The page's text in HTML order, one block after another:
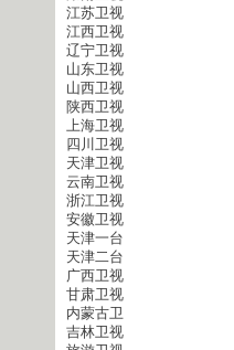
江苏卫视
江西卫视
辽宁卫视
山东卫视
山西卫视
陕西卫视
上海卫视
四川卫视
天津卫视
云南卫视
浙江卫视
安徽卫视
天津一台
天津二台
广西卫视
甘肃卫视
内蒙古卫
吉林卫视